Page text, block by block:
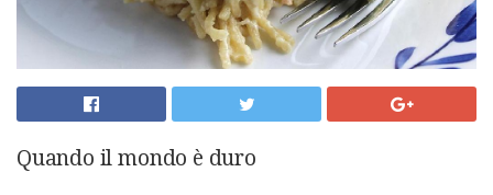
Quando il mondo è duro